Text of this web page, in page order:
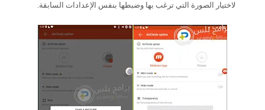
لاختيار الصورة التي ترغب بها وضبطها بنفس الإعدادات السابقة.